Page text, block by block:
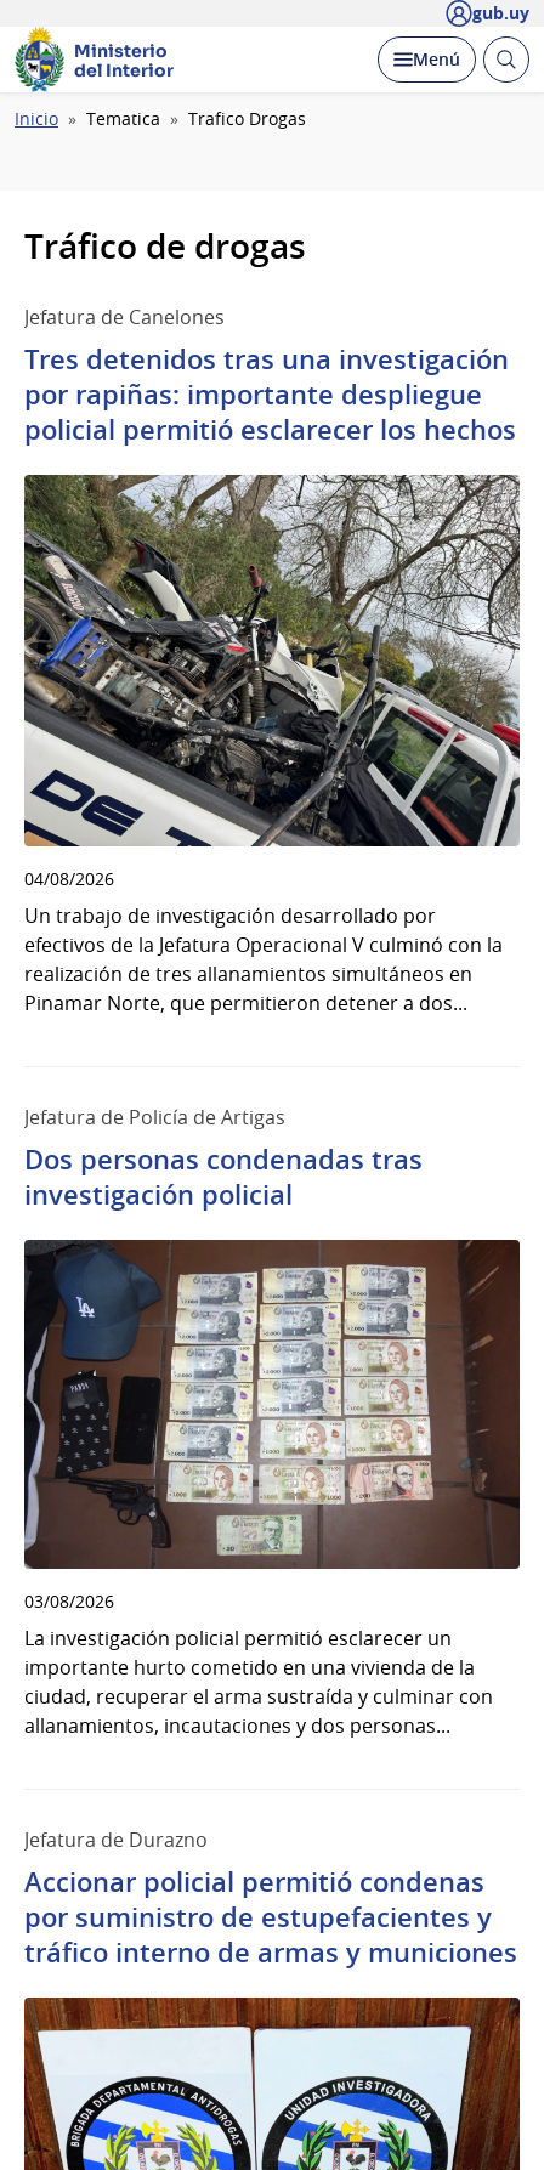
gub.uy
Ministerio
del Interior
Desplegar
Menú Abrir
Ruta
Inicio Tematica Trafico Drogas
Tráfico de drogas
Jefatura de Canelones
Tres detenidos tras una investigación
por rapiñas: importante despliegue
policial permitió esclarecer los hechos
04/08/2026
Un trabajo de investigación desarrollado por
efectivos de la Jefatura Operacional V culminó con la
realización de tres allanamientos simultáneos en
Pinamar Norte, que permitieron detener a dos...
Jefatura de Policía de Artigas
Dos personas condenadas tras
investigación policial
03/08/2026
La investigación policial permitió esclarecer un
importante hurto cometido en una vivienda de la
ciudad, recuperar el arma sustraída y culminar con
allanamientos, incautaciones y dos personas...
Jefatura de Durazno
Accionar policial permitió condenas
por suministro de estupefacientes y
tráfico interno de armas y municiones